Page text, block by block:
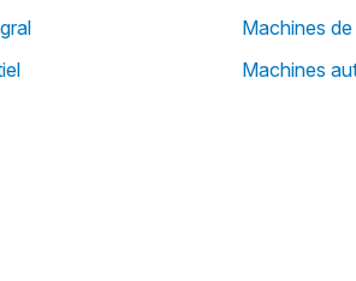
Machines
Machines